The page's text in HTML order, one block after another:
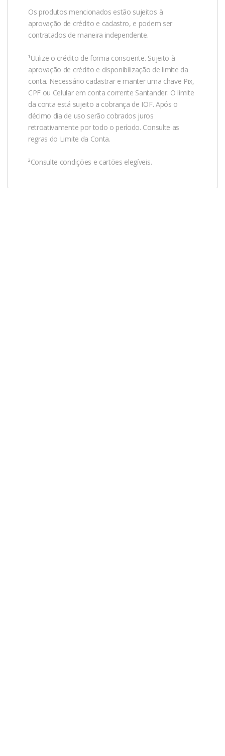
Os produtos mencionados estão sujeitos à
aprovação de crédito e cadastro, e podem ser
contratados de maneira independente.
¹Utilize o crédito de forma consciente. Sujeito à
aprovação de crédito e disponibilização de limite da
conta. Necessário cadastrar e manter uma chave Pix,
CPF ou Celular em conta corrente Santander. O limite
da conta está sujeito a cobrança de IOF. Após o
décimo dia de uso serão cobrados juros
retroativamente por todo o período. Consulte as
regras do Limite da Conta.
²Consulte condições e cartões elegíveis.